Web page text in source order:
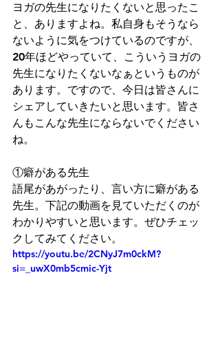
ヨガの先生になりたくないと思ったこ
と、ありますよね。私自身もそうなら
ないように気をつけているのですが、
20年ほどやっていて、こういうヨガの
先生になりたくないなぁというものが
あります。ですので、今日は皆さんに
シェアしていきたいと思います。皆さ
んもこんな先生にならないでください
ね。
①癖がある先生
語尾があがったり、言い方に癖がある
先生。下記の動画を見ていただくのが
わかりやすいと思います。ぜひチェッ
クしてみてください。
https://youtu.be/2CNyJ7m0ckM?
si=_uwX0mb5cmic-Yjt